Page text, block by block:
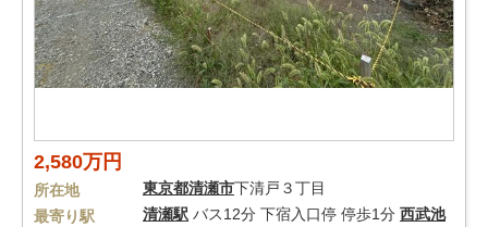
2,580万円
所在地 東京都清瀬市下清戸３丁目
最寄り駅
清瀬駅 バス12分 下宿入口停 停歩1分 西武池